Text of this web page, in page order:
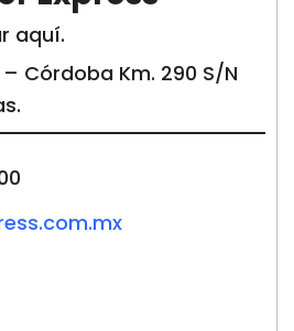
aquí.
Córdoba Km. 290 S/N